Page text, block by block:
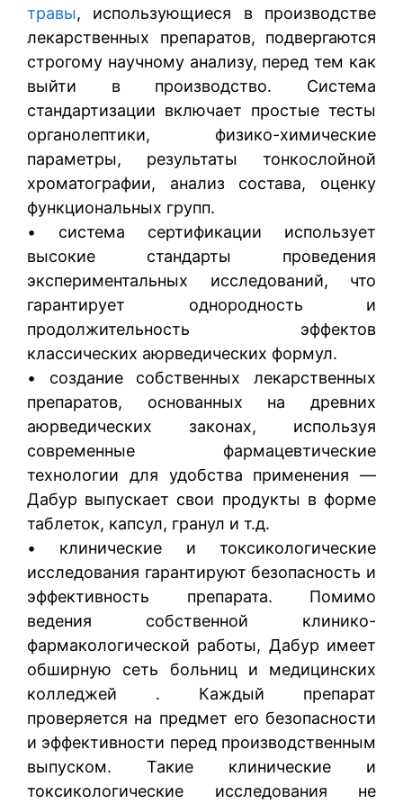
травы, использующиеся в производстве
лекарственных препаратов, подвергаются
строгому научному анализу, перед тем как
выйти в производство. Система
стандартизации включает простые тесты
органолептики, физико-химические
параметры, результаты тонкослойной
хроматографии, анализ состава, оценку
функциональных групп.
• система сертификации использует
высокие стандарты проведения
экспериментальных исследований, что
гарантирует однородность и
продолжительность эффектов
классических аюрведических формул.
• создание собственных лекарственных
препаратов, основанных на древних
аюрведических законах, используя
современные фармацевтические
технологии для удобства применения —
Дабур выпускает свои продукты в форме
таблеток, капсул, гранул и т.д.
• клинические и токсикологические
исследования гарантируют безопасность и
эффективность препарата. Помимо
ведения собственной клинико-
фармакологической работы, Дабур имеет
обширную сеть больниц и медицинских
колледжей . Каждый препарат
проверяется на предмет его безопасности
и эффективности перед производственным
выпуском. Такие клинические и
токсикологические исследования не